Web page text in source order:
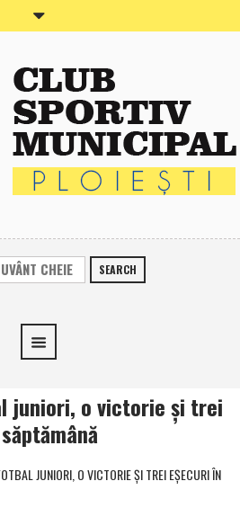
SEARCH
juniori, o victorie şi trei
JUNIORI, O VICTORIE ŞI TREI EŞECURI ÎN